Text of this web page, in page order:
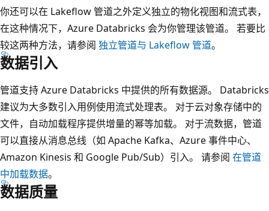
你还可以在 Lakeflow 管道之外定义独立的物化视图和流式表，
在这种情况下，Azure Databricks 会为你管理该管道。 若要比
较这两种方法，请参阅 独立管道与 Lakeflow 管道。
数据引入
管道支持 Azure Databricks 中提供的所有数据源。 Databricks
建议为大多数引入用例使用流式处理表。 对于云对象存储中的
文件，自动加载程序提供增量的幂等加载。 对于流数据，管道
可以直接从消息总线（如 Apache Kafka、Azure 事件中心、
Amazon Kinesis 和 Google Pub/Sub）引入。 请参阅 在管道
中加载数据。
数据质量